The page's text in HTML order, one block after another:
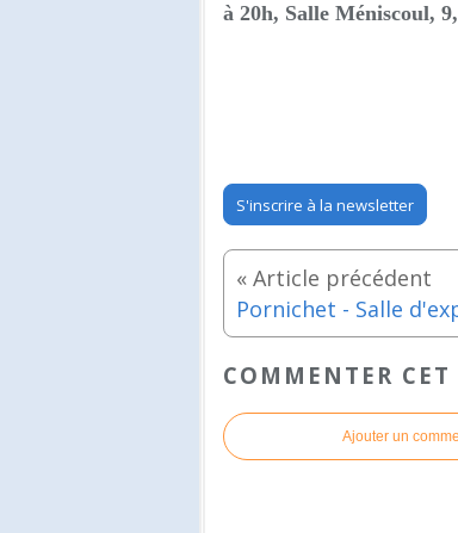
à 20h, Salle Méniscoul,
S'inscrire à la newsletter
COMMENTER CET
Ajouter un